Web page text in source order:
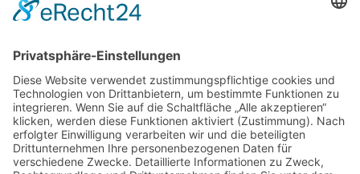
Wir verwenden einen Service eines Drittanbieters, um
zu Ihren Aktivitäten sammeln. Bitte lesen Sie die Details
durch und stimmen Sie der Nutzung des Service zu,
um diese Karte anzuzeigen.
Mehr Informationen
Akzeptieren